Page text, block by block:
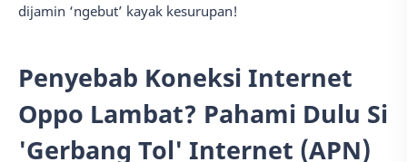
dijamin ‘ngebut’ kayak kesurupan!
Penyebab Koneksi Internet
Oppo Lambat? Pahami Dulu Si
'Gerbang Tol' Internet (APN)